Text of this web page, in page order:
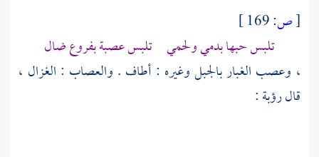
[ص:
تلبس حبها بدمي ولحمي تلبس عصبة بفروع ضال
، وعصب الغبار بالجبل وغيره : أطاف . والعصاب : الغزال ،
قالرؤبة: